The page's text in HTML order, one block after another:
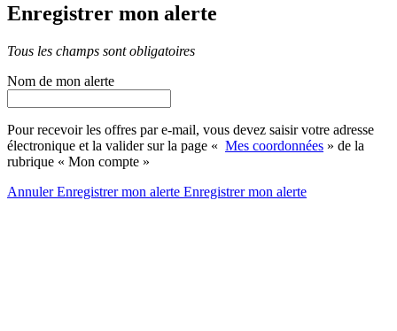
Enregistrer mon alerte
Tous les champs sont obligatoires
Nom de mon alerte
Pour recevoir les offres par e-mail, vous devez saisir votre adresse
électronique et la valider sur la page « Mes coordonnées » de la
rubrique « Mon compte »
AnnulerEnregistrer mon alerte Enregistrermon alerte